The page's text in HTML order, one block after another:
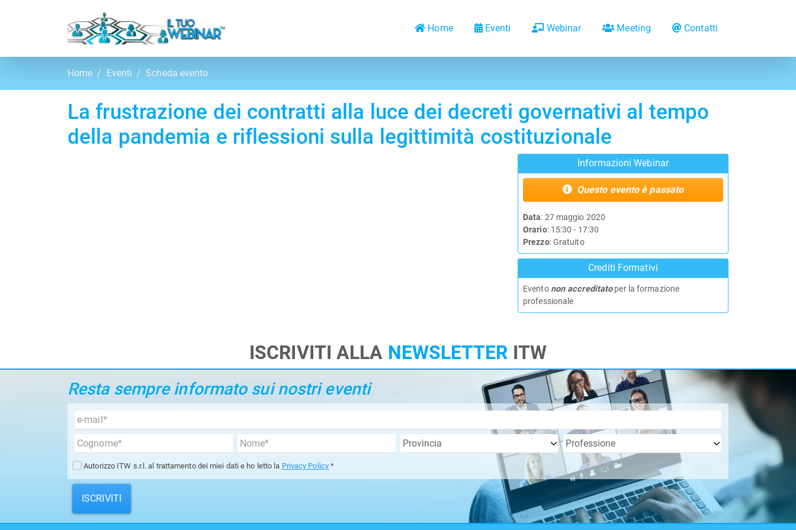
Home Eventi Webinar Meeting Contatti
Home Eventi Scheda evento
La frustrazione dei contratti alla luce dei decreti governativi al tempo
della pandemia e riflessioni sulla legittimità costituzionale
Informazioni Webinar
Questo evento è passato
Data: 27 maggio 2020
Orario: 15:30 - 17:30
Prezzo: Gratuito
Crediti Formativi
Evento non accreditatoper la formazione
professionale
ISCRIVITI ALLA NEWSLETTER ITW
Resta sempre informato sui nostri eventi
Autorizzo ITW s.r.l. al trattamento dei miei dati e ho letto la Privacy Policy *
ISCRIVITI